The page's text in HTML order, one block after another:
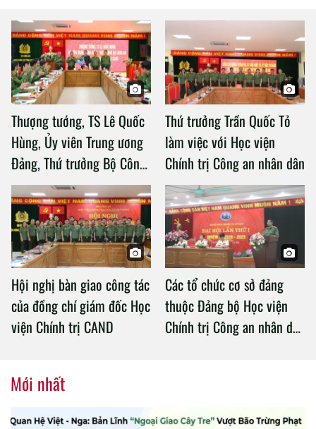
Thượng tướng, TS Lê Quốc
Hùng, Ủy viên Trung ương
Đảng, Thứ trưởng Bộ Công
an làm việc với Học viện
Chính trị Công an nhân dân
Thứ trưởng Trần Quốc Tỏ
làm việc với Học viện
Chính trị Công an nhân dân
Hội nghị bàn giao công tác
của đồng chí giám đốc Học
viện Chính trị CAND
Các tổ chức cơ sở đảng
thuộc Đảng bộ Học viện
Chính trị Công an nhân dân
Mới nhất